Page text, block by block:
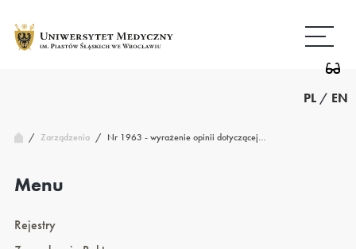
treści
strony
PL / EN
/ Zarządzenia / Nr 1963 - wyrażenie opinii dotyczącej…
Menu
Rejestry